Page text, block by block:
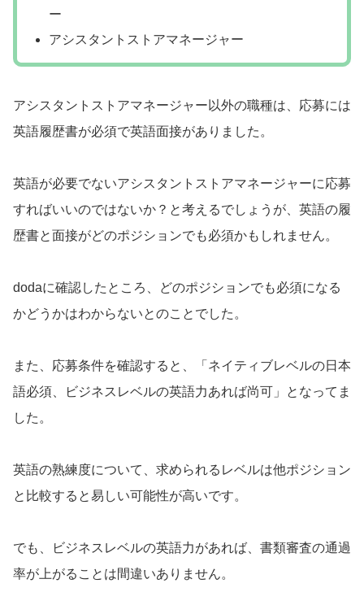
ー
アシスタントストアマネージャー
アシスタントストアマネージャー以外の職種は、応募には
英語履歴書が必須で英語面接がありました。
英語が必要でないアシスタントストアマネージャーに応募
すればいいのではないか？と考えるでしょうが、英語の履
歴書と面接がどのポジションでも必須かもしれません。
dodaに確認したところ、どのポジションでも必須になる
かどうかはわからないとのことでした。
また、応募条件を確認すると、「ネイティブレベルの日本
語必須、ビジネスレベルの英語力あれば尚可」となってま
した。
英語の熟練度について、求められるレベルは他ポジション
と比較すると易しい可能性が高いです。
でも、ビジネスレベルの英語力があれば、書類審査の通過
率が上がることは間違いありません。